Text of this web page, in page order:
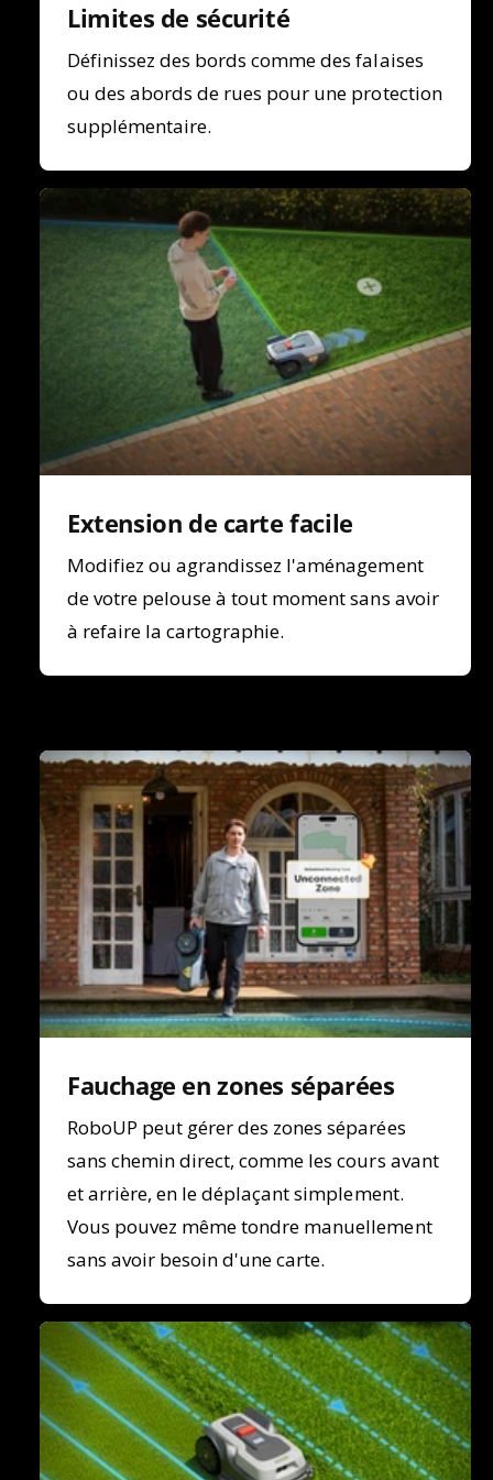
Limites de sécurité
Définissez des bords comme des falaises
ou des abords de rues pour une protection
supplémentaire.
Extension de carte facile
Modifiez ou agrandissez l'aménagement
de votre pelouse à tout moment sans avoir
à refaire la cartographie.
Fauchage en zones séparées
RoboUP peut gérer des zones séparées
sans chemin direct, comme les cours avant
et arrière, en le déplaçant simplement.
Vous pouvez même tondre manuellement
sans avoir besoin d'une carte.